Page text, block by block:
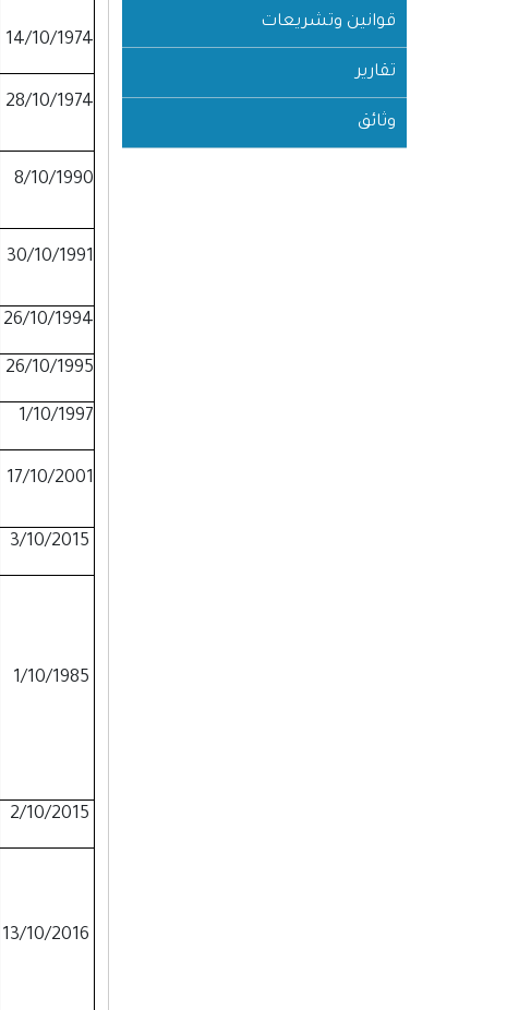
قوانين وتشريعات
تقارير
وثائق
14/10/1974
28/10/1974
8/10/1990
30/10/1991
26/10/1994
26/10/1995
1/10/1997
17/10/2001